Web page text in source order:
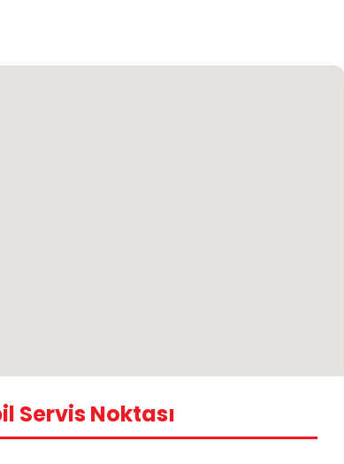
Servis Noktası